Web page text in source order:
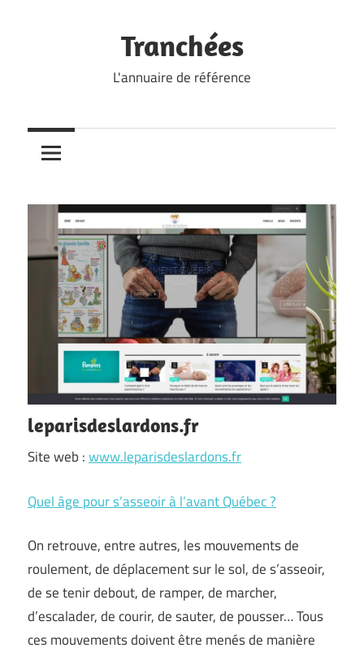
Tranchées
L'annuaire de référence
leparisdeslardons.fr
Site web :www.leparisdeslardons.fr
Quel âge pour s’asseoir à l’avant Québec ?
On retrouve, entre autres, les mouvements de
roulement, de déplacement sur le sol, de s’asseoir,
de se tenir debout, de ramper, de marcher,
d’escalader, de courir, de sauter, de pousser… Tous
ces mouvements doivent être menés de manière